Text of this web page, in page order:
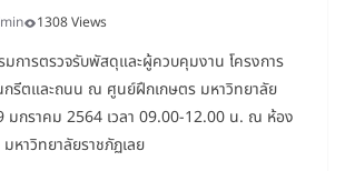
1308 Views
มการตรวจรับพัสดุและผู้ควบคุมงาน โครงการ
กรีตและถนน ณ ศูนย์ฝึกเกษตร มหาวิทยาลัย
มกราคม 2564 เวลา 09.00-12.00 น. ณ ห้อง
าวิทยาลัยราชภัฏเลย